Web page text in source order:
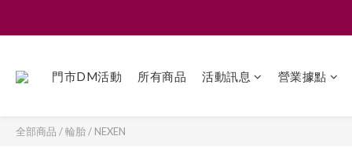
門市DM活動 所有商品 活動訊息 營業據點
全部商品 /輪胎/ NEXEN